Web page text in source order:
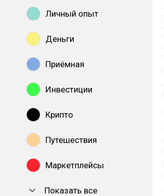
Личный опыт
Деньги
Приёмная
Инвестиции
Крипто
Путешествия
Маркетплейсы
Показать все